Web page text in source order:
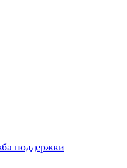
поддержки